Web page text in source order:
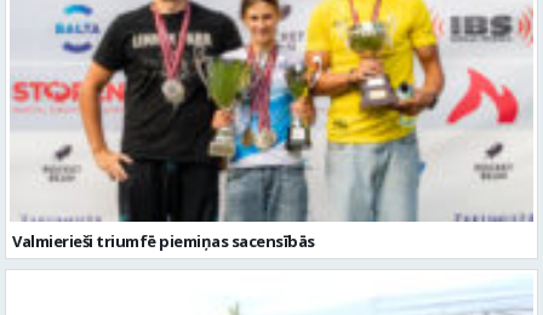
Valmierieši triumfē piemiņas sacensībās